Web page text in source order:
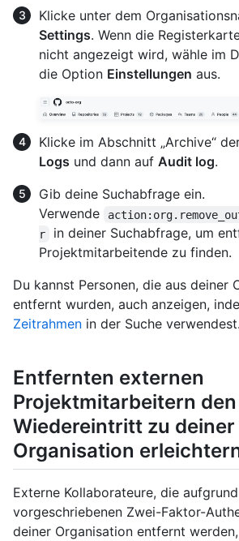
Klicke unter dem
Settings. Wenn die
nicht angezeigt wird, wähle im
die Option Einstellungen aus.
Klicke im Abschnitt „Archive“
Logs und dann auf Audit log.
Gib deine Suchabfrage ein.
Verwende
r
in deiner Suchabfrage, um
Projektmitarbeitende zu finden.
Du kannst Personen, die aus deiner
entfernt wurden, auch anzeigen,
Zeitrahmen in der Suche verwendest.
Entfernten externen
Projektmitarbeitern den
Wiedereintritt zu deiner
Organisation
Externe Kollaborateure, die
vorgeschriebenen Zwei-Faktor-
deiner Organisation entfernt